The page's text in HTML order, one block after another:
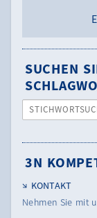
SUCHEN
3N
KONTAKT
Nehmen Sie mit